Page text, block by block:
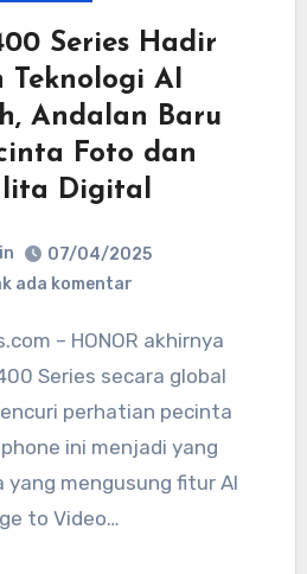
Series Hadir
Teknologi AI
Andalan Baru
Foto dan
Digital
07/04/2025
ada komentar
Series secara global
perhatian pecinta
ini menjadi yang
yang mengusung fitur AI
to Video…